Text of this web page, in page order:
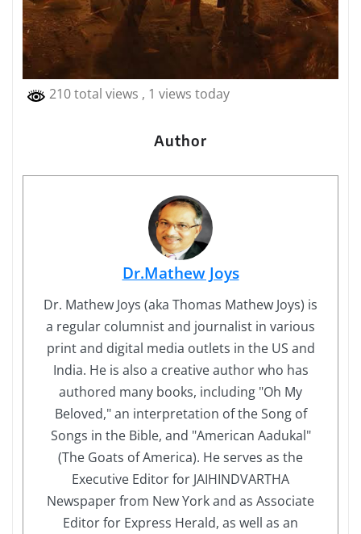
210 total views , 1 views today
Author
Dr.Mathew Joys
Dr. Mathew Joys (aka Thomas Mathew Joys) is
a regular columnist and journalist in various
print and digital media outlets in the US and
India. He is also a creative author who has
authored many books, including "Oh My
Beloved," an interpretation of the Song of
Songs in the Bible, and "American Aadukal"
(The Goats of America). He serves as the
Executive Editor for JAIHINDVARTHA
Newspaper from New York and as Associate
Editor for Express Herald, as well as an